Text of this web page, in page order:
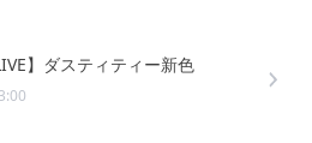
】ダスティティー新色